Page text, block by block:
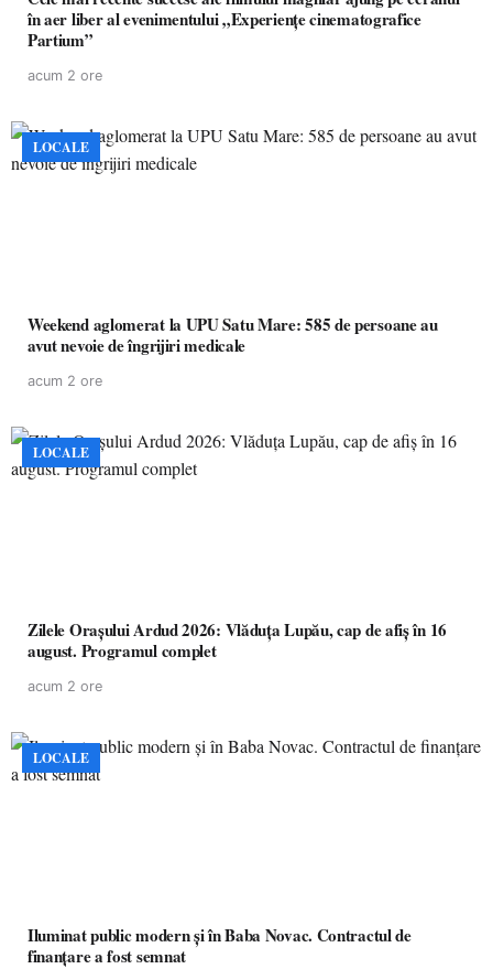
în aer liber al evenimentului „Experiențe cinematografice
Partium”
acum 2 ore
LOCALE
Weekend aglomerat la UPU Satu Mare: 585 de persoane au
avut nevoie de îngrijiri medicale
acum 2 ore
LOCALE
Zilele Orașului Ardud 2026: Vlăduța Lupău, cap de afiș în 16
august. Programul complet
acum 2 ore
LOCALE
Iluminat public modern și în Baba Novac. Contractul de
finanțare a fost semnat